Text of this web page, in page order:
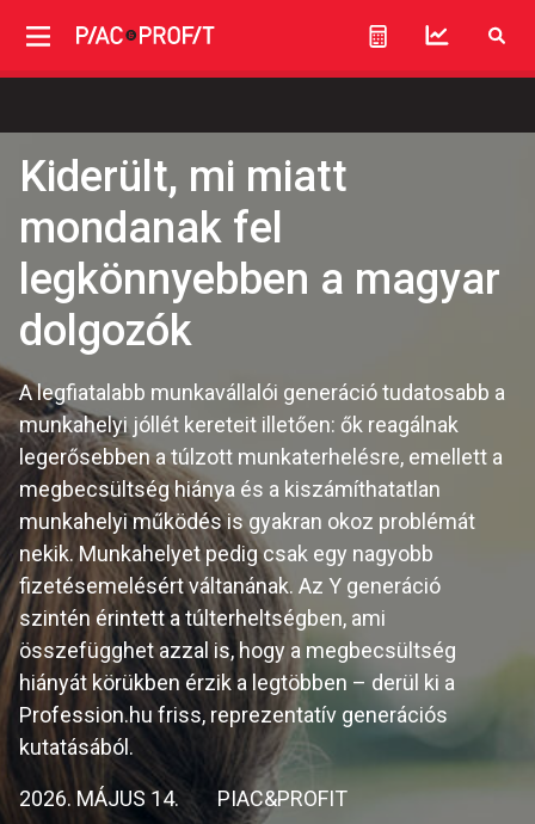
Kiderült, mi miatt
mondanak fel
legkönnyebben a magyar
dolgozók
A legfiatalabb munkavállalói generáció tudatosabb a
munkahelyi jóllét kereteit illetően: ők reagálnak
legerősebben a túlzott munkaterhelésre, emellett a
megbecsültség hiánya és a kiszámíthatatlan
munkahelyi működés is gyakran okoz problémát
nekik. Munkahelyet pedig csak egy nagyobb
fizetésemelésért váltanának. Az Y generáció
szintén érintett a túlterheltségben, ami
összefügghet azzal is, hogy a megbecsültség
hiányát körükben érzik a legtöbben – derül ki a
Profession.hu friss, reprezentatív generációs
kutatásából.
2026. MÁJUS 14. PIAC&PROFIT